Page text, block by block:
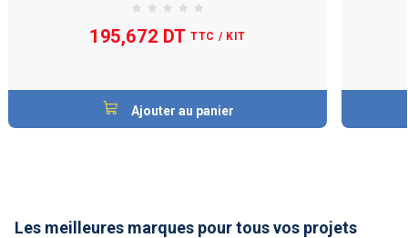
195,672 DT TTC / KIT
Ajouter au panier
Les meilleures marques pour tous vos projets